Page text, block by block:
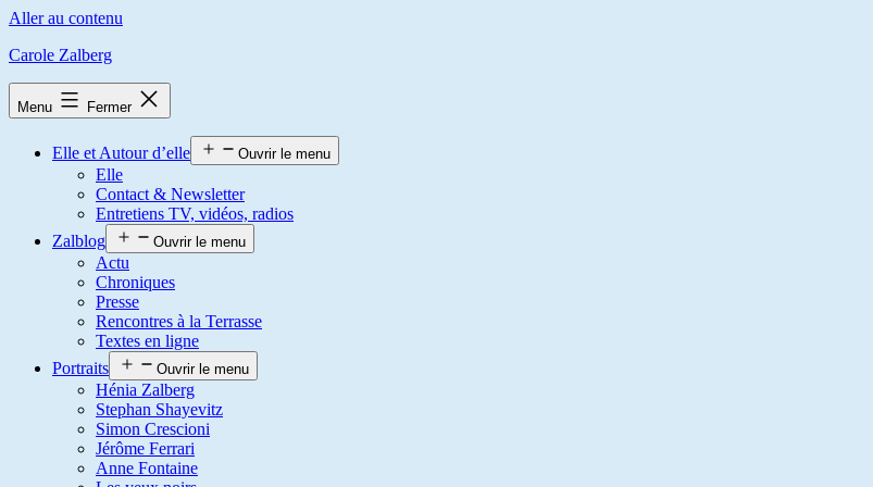
Aller au contenu
Carole Zalberg
Menu Fermer
Elle et Autour d’elle Ouvrir le menu
Elle
Contact & Newsletter
Entretiens TV, vidéos, radios
Zalblog
Ouvrir le menu
Actu
Chroniques
Presse
Rencontres à la Terrasse
Textes en ligne
Portraits
Ouvrir le menu
Hénia Zalberg
Stephan Shayevitz
Simon Crescioni
Jérôme Ferrari
Anne Fontaine